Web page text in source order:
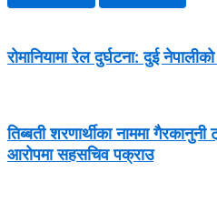
रोमानियामा रेल दुर्घटना: दुई
तिब्बती शरणार्थीका नाममा
आरोपमा सहसचिव पक्राउ